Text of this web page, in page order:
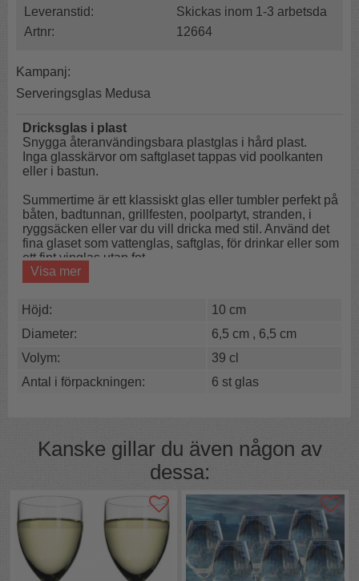
Leveranstid:
Skickas inom 1-3 arbetsda
Artnr:
12664
Kampanj:
Serveringsglas Medusa
Dricksglas i plast
Snygga återanvändingsbara plastglas i hård plast.
Inga glasskärvor om saftglaset tappas vid poolkanten
eller i bastun.
Summertime är ett klassiskt glas eller tumbler perfekt på
båten, badtunnan, grillfesten, poolpartyt, stranden, i
ryggsäcken eller var du vill dricka med stil. Använd det
fina glaset som vattenglas, saftglas, för drinkar eller som
ett fint vinglas utan fot.
Det här är ett riktigt poolglas! Ett tåligt och hållbart
glasmassa inte passar.
"okrossbara"
Snygga
Visa mer
Höjd:
10 cm
Diameter:
6,5 cm , 6,5 cm
Volym:
39 cl
Antal i förpackningen:
6 st glas
Kanske gillar du även någon av
dessa: